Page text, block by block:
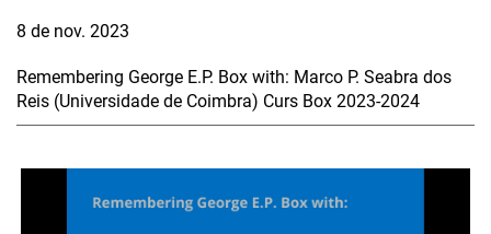
8 de nov. 2023
Remembering George E.P. Box with: Marco P. Seabra dos
Reis (Universidade de Coimbra) Curs Box 2023-2024